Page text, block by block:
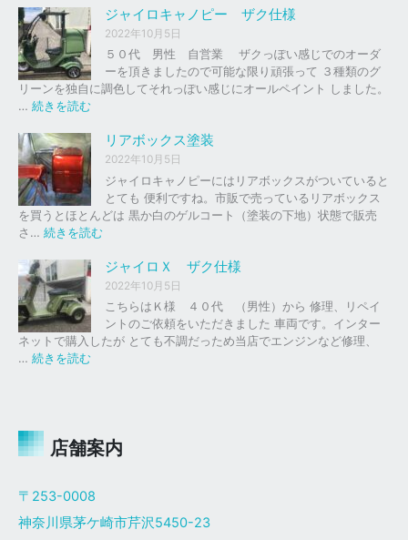
イ
ク
車
下
、
買
取
を
は
ま
し
た
。
ャ
イ
ロ
ッ
ド
ッ
ド
ジャイロキャノピー ザク仕様
2022年10月5日
５０代 男性 自営業 ザクっぽい感じでのオーダ
ーを頂きましたので可能な限り頑張って ３種類のグ
リーンを独自に調色してそれっぽい感じにオールペイント しました。
… 続きを読む
イ
ロ
キ
ャ
ノ
ピ
ー
ザ
ク
仕
様
リアボックス塗装
2022年10月5日
ジャイロキャノピーにはリアボックスがついていると
とても 便利ですね。市販で売っているリアボックス
を買うとほとんどは 黒か白のゲルコート（塗装の下地）状態で販売
さ… 続きを読む
ア
ボ
ッ
ク
ス
ジャイロＸ ザク仕様
2022年10月5日
こちらはＫ様 ４０代 （男性）から 修理、リペイ
ントのご依頼をいただきました 車両です。インター
ネットで購入したが とても不調だっため当店でエンジンなど修理、
… 続きを読む
Ｘ
ク
様
店舗案内
〒253-0008
神奈川県茅ケ崎市芹沢5450-23